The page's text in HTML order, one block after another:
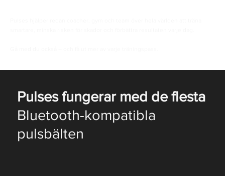
Pulses fungerar med de flesta
Bluetooth-kompatibla
pulsbälten